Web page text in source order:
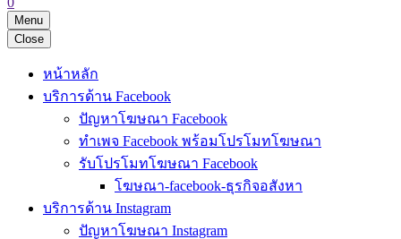
Menu
Close
หน้าหลัก
บริการด้าน Facebook
ปัญหาโฆษณา Facebook
ทำเพจ Facebook พร้อมโปรโมทโฆษณา
รับโปรโมทโฆษณา Facebook
โฆษณา-facebook-ธุรกิจอสังหา
บริการด้าน Instagram
ปัญหาโฆษณา Instagram